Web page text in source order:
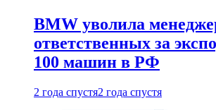
BMW уволила
ответственных за
100 машин в РФ
2 года спустя2 года спустя